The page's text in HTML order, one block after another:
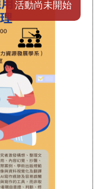
活動尚未開始